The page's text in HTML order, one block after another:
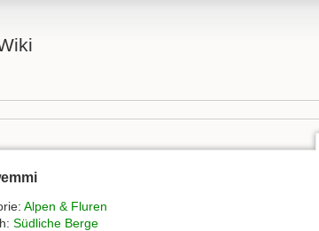
Alpen & Fluren
Südliche Berge